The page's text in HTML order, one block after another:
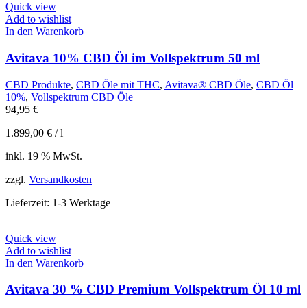
Quick view
Add to wishlist
In den Warenkorb
Avitava 10% CBD Öl im Vollspektrum 50 ml
CBD Produkte, CBD Öle mit THC, Avitava® CBD Öle, CBD Öl
10%, Vollspektrum CBD Öle
94,95 €
1.899,00 € /l
inkl. 19 % MwSt.
zzgl. Versandkosten
Lieferzeit: 1-3 Werktage
Quick view
Add to wishlist
In den Warenkorb
Avitava 30 % CBD Premium Vollspektrum Öl 10 ml